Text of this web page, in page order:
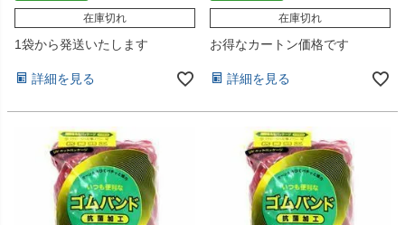
在庫切れ
1袋から発送いたします
詳細を見る
在庫切れ
お得なカートン価格です
詳細を見る